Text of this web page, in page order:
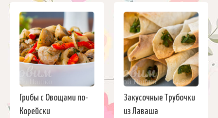
Грибы с Овощами по-
Корейски
Закусочные Трубочки
из Лаваша